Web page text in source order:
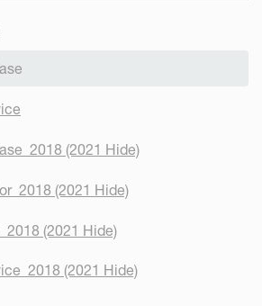
(2021 Hide)
(2021 Hide)
(2021 Hide)
(2021 Hide)